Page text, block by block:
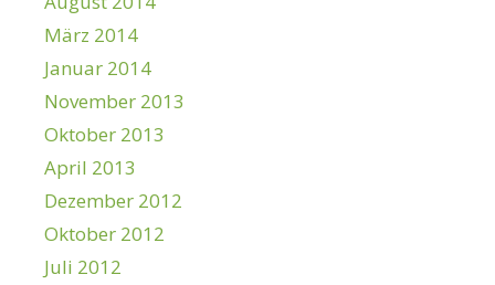
März 2014
Januar 2014
November 2013
Oktober 2013
April 2013
Dezember 2012
Oktober 2012
Juli 2012